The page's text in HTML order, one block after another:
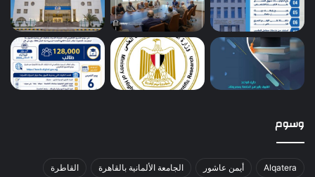
وسوم
Alqatera أيمن عاشور الجامعة الألمانية بالقاهرة القاطرة